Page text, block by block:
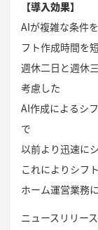
【導入効果】
AIが複雑な条件
フト作成時間を短
週休二日と週休
考慮した
AI作成によるシ
で
以前より迅速に
これによりシフ
ホーム運営業務
ニュースリリー